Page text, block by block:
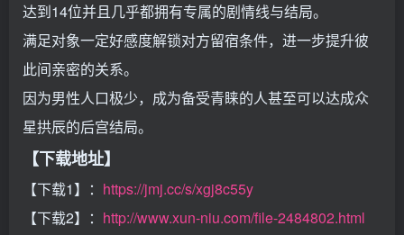
达到14位并且几乎都拥有专属的剧情线与结局。
满足对象一定好感度解锁对方留宿条件，进一步提升彼
此间亲密的关系。
因为男性人口极少，成为备受青睐的人甚至可以达成众
星拱辰的后宫结局。
【下载地址】
【下载1】： https://jmj.cc/s/xgj8c55y
【下载2】： http://www.xun-niu.com/file-2484802.html